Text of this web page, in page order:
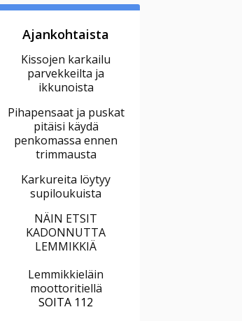
Ajankohtaista
Kissojen karkailu
parvekkeilta ja
ikkunoista
Pihapensaat ja puskat
pitäisi käydä
penkomassa ennen
trimmausta
Karkureita löytyy
supiloukuista
NÄIN ETSIT
KADONNUTTA
LEMMIKKIÄ
Lemmikkieläin
moottoritiellä
SOITA 112